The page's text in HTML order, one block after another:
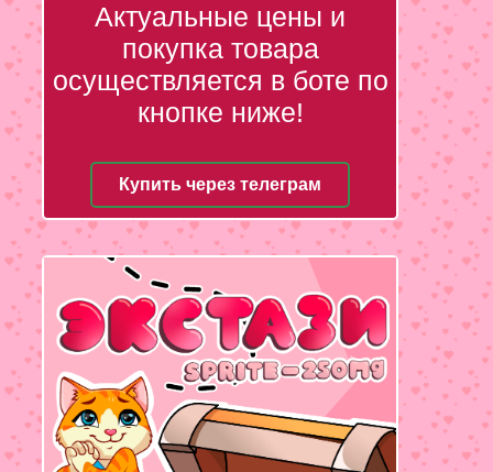
Актуальные цены и
покупка товара
осуществляется в боте по
кнопке ниже!
Купить через телеграм